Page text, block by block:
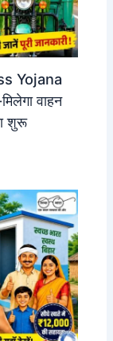
Yojana
वाहन
शुरू